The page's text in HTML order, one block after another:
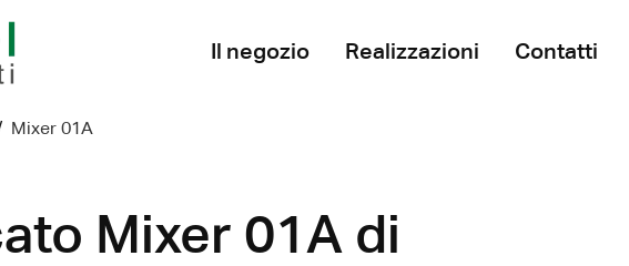
Il negozio Realizzazioni Contatti
Mixer 01A
Mixer 01A di